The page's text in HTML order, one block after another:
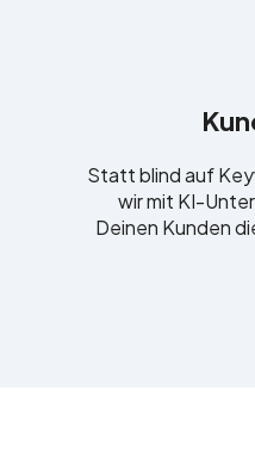
Statt blind auf
wir mit KI-
Deinen Kunden